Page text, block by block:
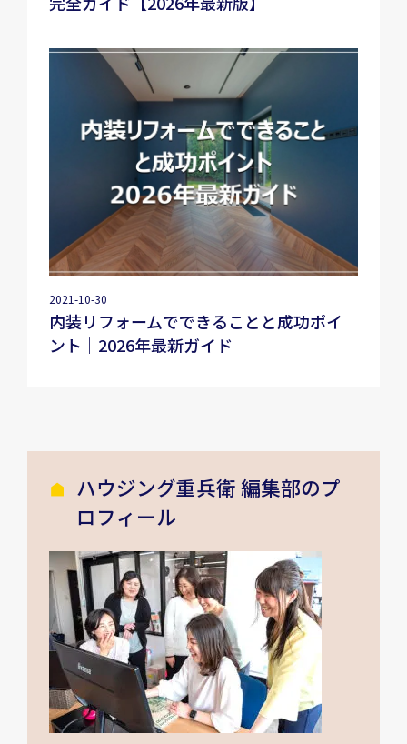
2021-10-30
内装リフォームでできることと成功ポイ
ント｜2026年最新ガイド
ハウジング重兵衛 編集部のプ
ロフィール